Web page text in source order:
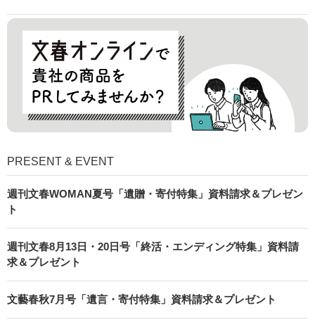
PRESENT & EVENT
週刊文春WOMAN夏号「遺贈・寄付特集」資料請求＆プレゼン
ト
週刊文春8月13日・20日号「終活・エンディング特集」資料請
求＆プレゼント
文藝春秋7月号「遺言・寄付特集」資料請求＆プレゼント